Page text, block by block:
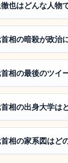
也はどんな人物
相の暗殺が政治
相の最後のツイ
相の出身大学は
相の家系図はど